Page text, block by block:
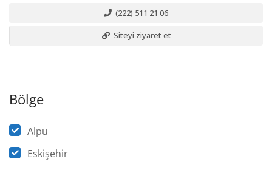
(222) 511 21 06
Siteyi ziyaret et
Bölge
Alpu
Eskişehir